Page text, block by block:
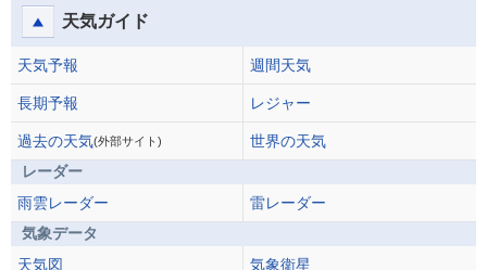
天気ガイド
天気予報 週間天気
長期予報 レジャー
過去の天気(外部サイト)
世界の天気
レーダー
雨雲レーダー
雷レーダー
気象データ
天気図
気象衛星